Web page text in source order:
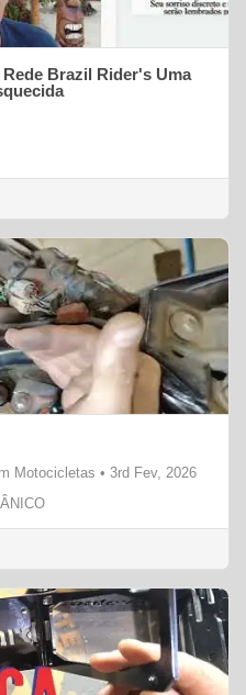
Brazil Rider's Uma
Motocicletas • 3rd Fev, 2026